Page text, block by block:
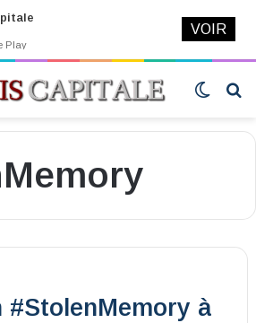
Switch
#StolenMemory à
Play
VOIR